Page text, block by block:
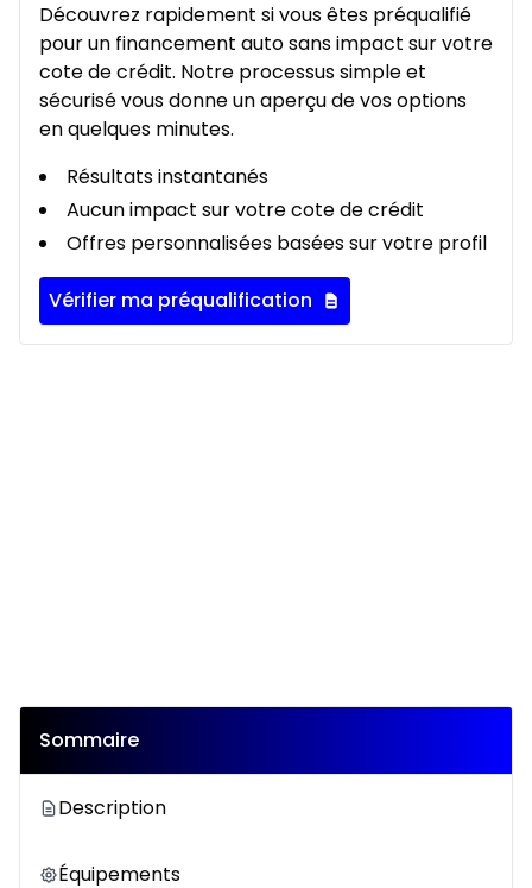
Découvrez rapidement si vous êtes préqualifié
pour un financement auto sans impact sur votre
cote de crédit. Notre processus simple et
sécurisé vous donne un aperçu de vos options
en quelques minutes.
Résultats instantanés
Aucun impact sur votre cote de crédit
Offres personnalisées basées sur votre profil
Vérifier ma préqualification
Sommaire
Description
Équipements